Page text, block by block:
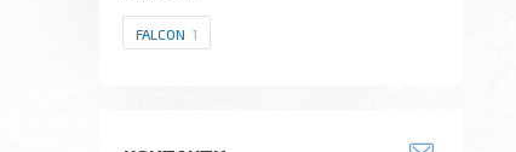
FALCON 1